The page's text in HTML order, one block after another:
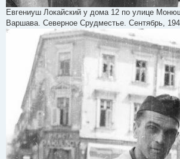
Евгениуш Локайский у дома 12 по улице
Варшава. Северное Срудместье. Сентябрь,